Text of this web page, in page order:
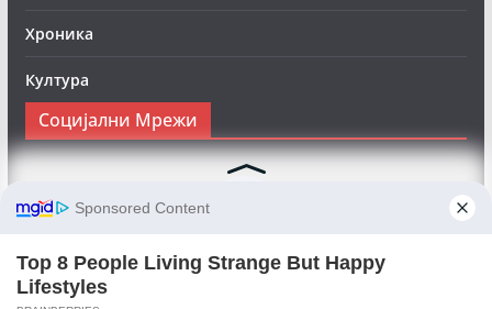
Хроника
Култура
Социјални Мрежи
Следете нè на Фејсбук за да сте во тек со најновите